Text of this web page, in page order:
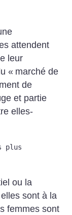
attendent
leur
« marché de
de
et partie
elles-
plus
ou la
sont à la
femmes sont